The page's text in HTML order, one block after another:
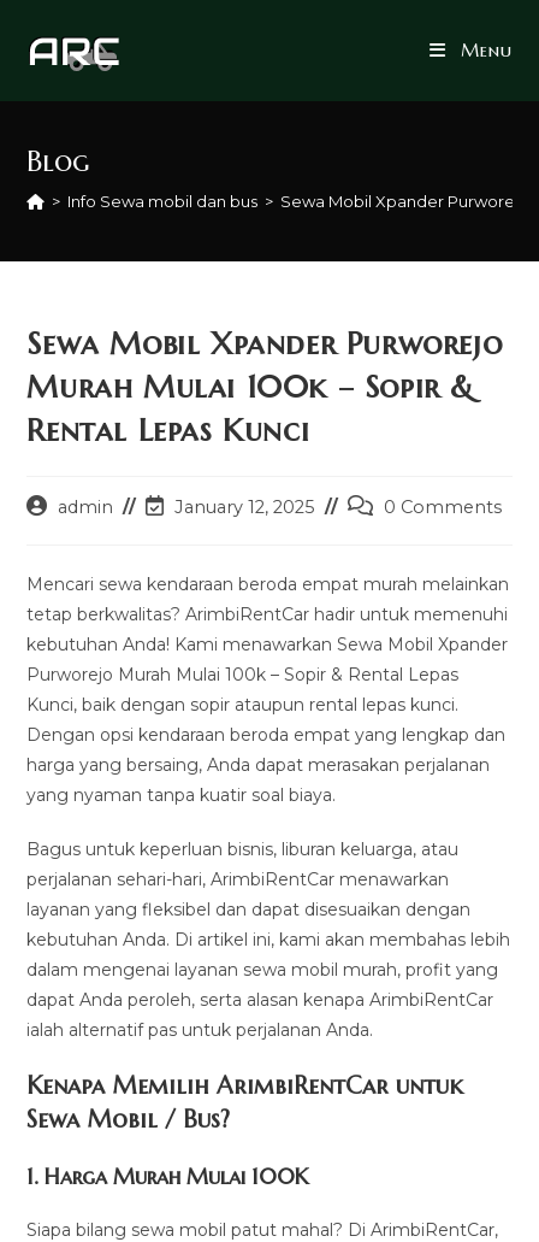
Menu
Blog
> Info Sewa mobil dan bus > Sewa Mobil Xpander Purworejo
Sewa Mobil Xpander Purworejo
Murah Mulai 100k – Sopir &
Rental Lepas Kunci
Postadmin
PostJanuary 12, 2025
Post0 Comments
Mencari sewa kendaraan beroda empat murah melainkan
tetap berkwalitas? ArimbiRentCar hadir untuk memenuhi
kebutuhan Anda! Kami menawarkan Sewa Mobil Xpander
Purworejo Murah Mulai 100k – Sopir & Rental Lepas
Kunci, baik dengan sopir ataupun rental lepas kunci.
Dengan opsi kendaraan beroda empat yang lengkap dan
harga yang bersaing, Anda dapat merasakan perjalanan
yang nyaman tanpa kuatir soal biaya.
Bagus untuk keperluan bisnis, liburan keluarga, atau
perjalanan sehari-hari, ArimbiRentCar menawarkan
layanan yang fleksibel dan dapat disesuaikan dengan
kebutuhan Anda. Di artikel ini, kami akan membahas lebih
dalam mengenai layanan sewa mobil murah, profit yang
dapat Anda peroleh, serta alasan kenapa ArimbiRentCar
ialah alternatif pas untuk perjalanan Anda.
Kenapa Memilih ArimbiRentCar untuk
Sewa Mobil / Bus?
1.Harga Murah Mulai 100K
Siapa bilang sewa mobil patut mahal? Di ArimbiRentCar,